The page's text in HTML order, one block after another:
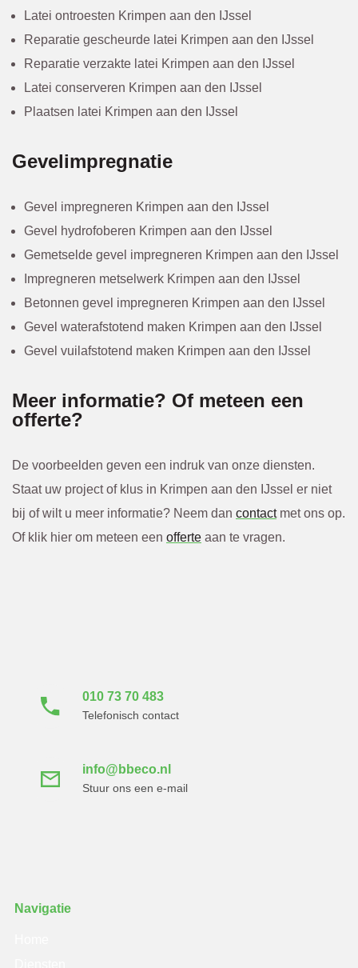
Latei ontroesten Krimpen aan den IJssel
Reparatie gescheurde latei Krimpen aan den IJssel
Reparatie verzakte latei Krimpen aan den IJssel
Latei conserveren Krimpen aan den IJssel
Plaatsen latei Krimpen aan den IJssel
Gevelimpregnatie
Gevel impregneren Krimpen aan den IJssel
Gevel hydrofoberen Krimpen aan den IJssel
Gemetselde gevel impregneren Krimpen aan den IJssel
Impregneren metselwerk Krimpen aan den IJssel
Betonnen gevel impregneren Krimpen aan den IJssel
Gevel waterafstotend maken Krimpen aan den IJssel
Gevel vuilafstotend maken Krimpen aan den IJssel
Meer informatie? Of meteen een
offerte?
De voorbeelden geven een indruk van onze diensten.
Staat uw project of klus in Krimpen aan den IJssel er niet
bij of wilt u meer informatie? Neem dan contactmet ons op.
Of klik hier om meteen een offerte aan te vragen.
010 73 70 483
Telefonisch contact
info@bbeco.nl
Stuur ons een e-mail
Navigatie